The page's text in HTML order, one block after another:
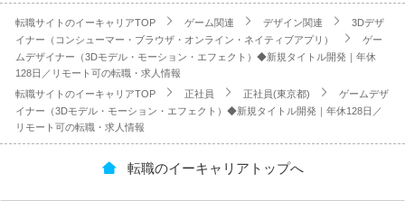
転職サイトのイーキャリアTOP ゲーム関連 デザイン関連
3Dデザ
イナー（コンシューマー・ブラウザ・オンライン・ネイティブアプリ）
ゲー
ムデザイナー（3Dモデル・モーション・エフェクト）◆新規タイトル開発｜年休
128日／リモート可の転職・求人情報
転職サイトのイーキャリアTOP
正社員 正社員(東京都)
ゲームデザ
イナー（3Dモデル・モーション・エフェクト）◆新規タイトル開発｜年休128日／
リモート可の転職・求人情報
転職のイーキャリアトップへ